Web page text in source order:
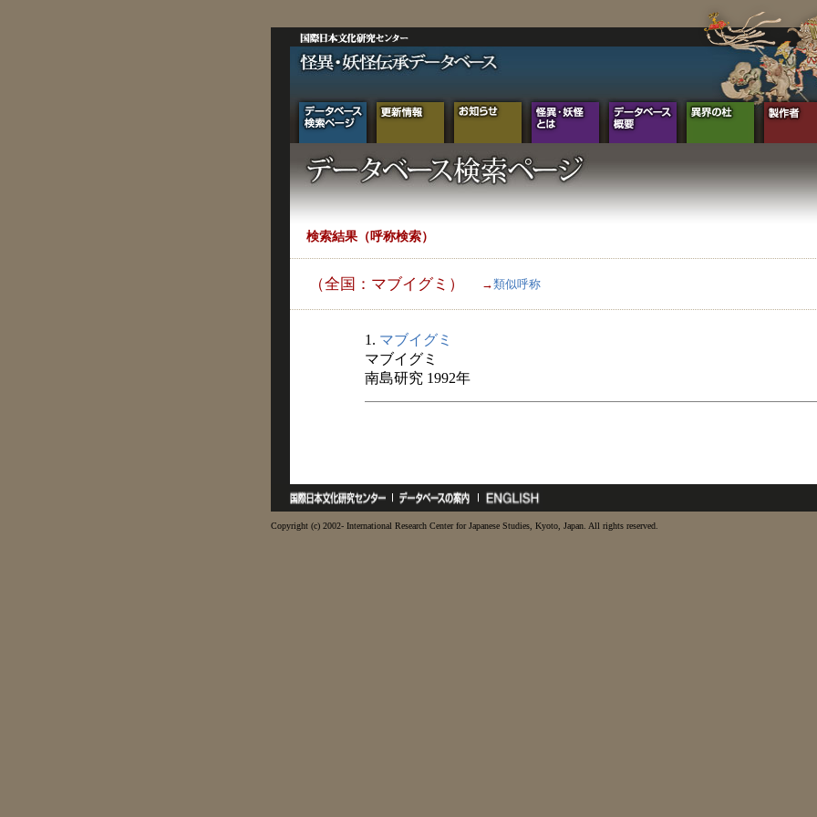
検索結果（呼称検索）
（全国：マブイグミ） →類似呼称
1. マブイグミ
マブイグミ
南島研究 1992年
Copyright (c) 2002- International Research Center for Japanese Studies, Kyoto, Japan. All rights reserved.